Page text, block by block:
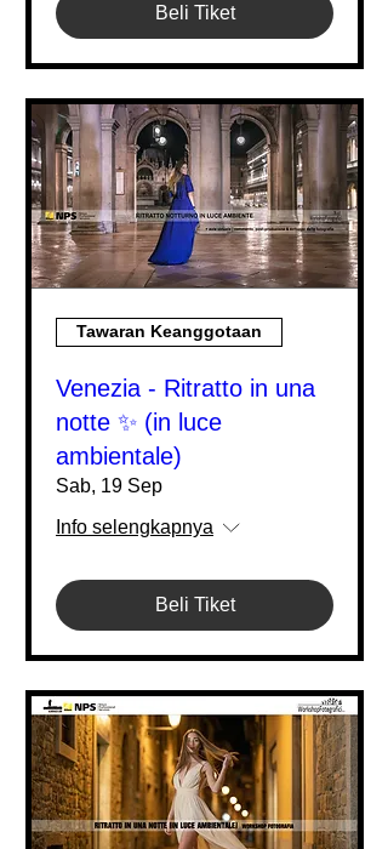
Beli Tiket
Tawaran Keanggotaan
Venezia - Ritratto in una
notte ✨ (in luce
ambientale)
Sab, 19 Sep
Info selengkapnya
Beli Tiket